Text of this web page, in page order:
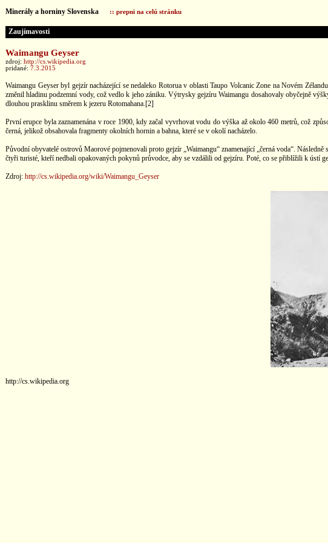
Minerály a horniny Slovenska :: prepni na celú stránku
Zaujímavosti
Waimangu Geyser
zdroj: http://cs.wikipedia.org
pridané: 7.3.2015
Waimangu Geyser byl gejzír nacházející se nedaleko Rotorua v oblasti Taupo Volcanic Zone na Novém
změnil hladinu podzemní vody, což vedlo k jeho zániku. Výtrysky gejzíru Waimangu dosahovaly obyčejně
dlouhou prasklinu směrem k jezeru Rotomahana.[2]
První erupce byla zaznamenána v roce 1900, kdy začal vyvrhovat vodu do výška až okolo 460 metrů, což
černá, jelikož obsahovala fragmenty okolních hornin a bahna, které se v okolí nacházelo.
Původní obyvatelé ostrovů Maorové pojmenovali proto gejzír „Waimangu“ znamenající „černá voda“.
čtyři turisté, kteří nedbali opakovaných pokynů průvodce, aby se vzdálili od gejzíru. Poté, co se přiblížili k ústí
Zdroj: http://cs.wikipedia.org/wiki/Waimangu_Geyser
http://cs.wikipedia.org